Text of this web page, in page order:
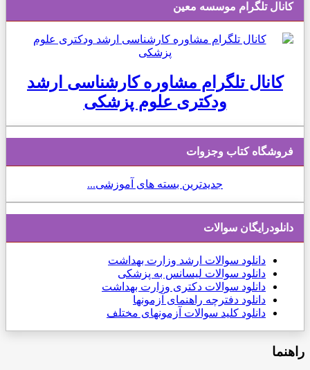
کانال تلگرام موسسه معین
کانال تلگرام مشاوره کارشناسی ارشد
ودکتری علوم پزشکی
فروشگاه کتاب وجزوات
جدیدترین بسته های آموزشی...
دانلودرایگان سوالات
دانلود سوالات ارشد وزارت بهداشت
دانلود سوالات لیسانس به پزشکی
دانلود سوالات دکتری وزارت بهداشت
دانلود دفترچه راهنمای آزمونها
دانلود کلید سوالات آزمونهای مختلف
راهنما